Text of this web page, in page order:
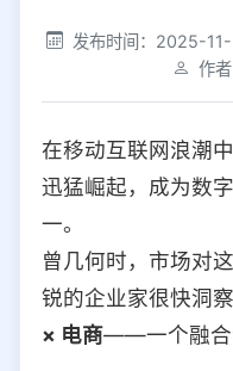
社交平台
选择防红平台类型，避免链接
iOS Android
选择允许访问的平台类型
发布时间：2025-
作
在移动互联网浪潮
迅猛崛起，成为数
一。
曾几何时，市场对
锐的企业家很快洞
× 电商——一个融合